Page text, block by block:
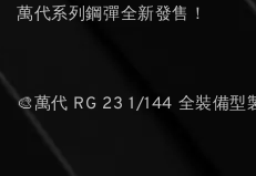
萬代系列鋼彈全新發售！
🎨萬代 RG 23 1/144 全裝備